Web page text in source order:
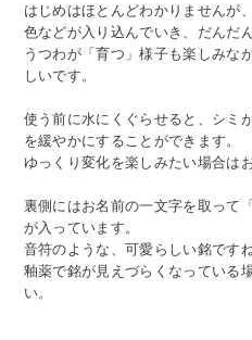
はじめはほとんどわかりませんが
色などが入り込んでいき、だんだ
うつわが「育つ」様子も楽しみな
しいです。
使う前に水にくぐらせると、シミ
を緩やかにすることができます。
ゆっくり変化を楽しみたい場合は
裏側にはお名前の一文字を取って
が入っています。
音符のような、可愛らしい銘ですね
釉薬で銘が見えづらくなっている
い。